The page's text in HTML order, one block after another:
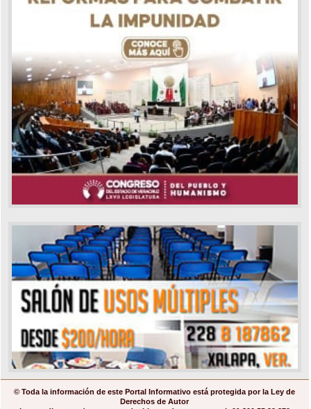
© Toda la información de este Portal Informativo está protegida por la Ley de
Derechos de Autor